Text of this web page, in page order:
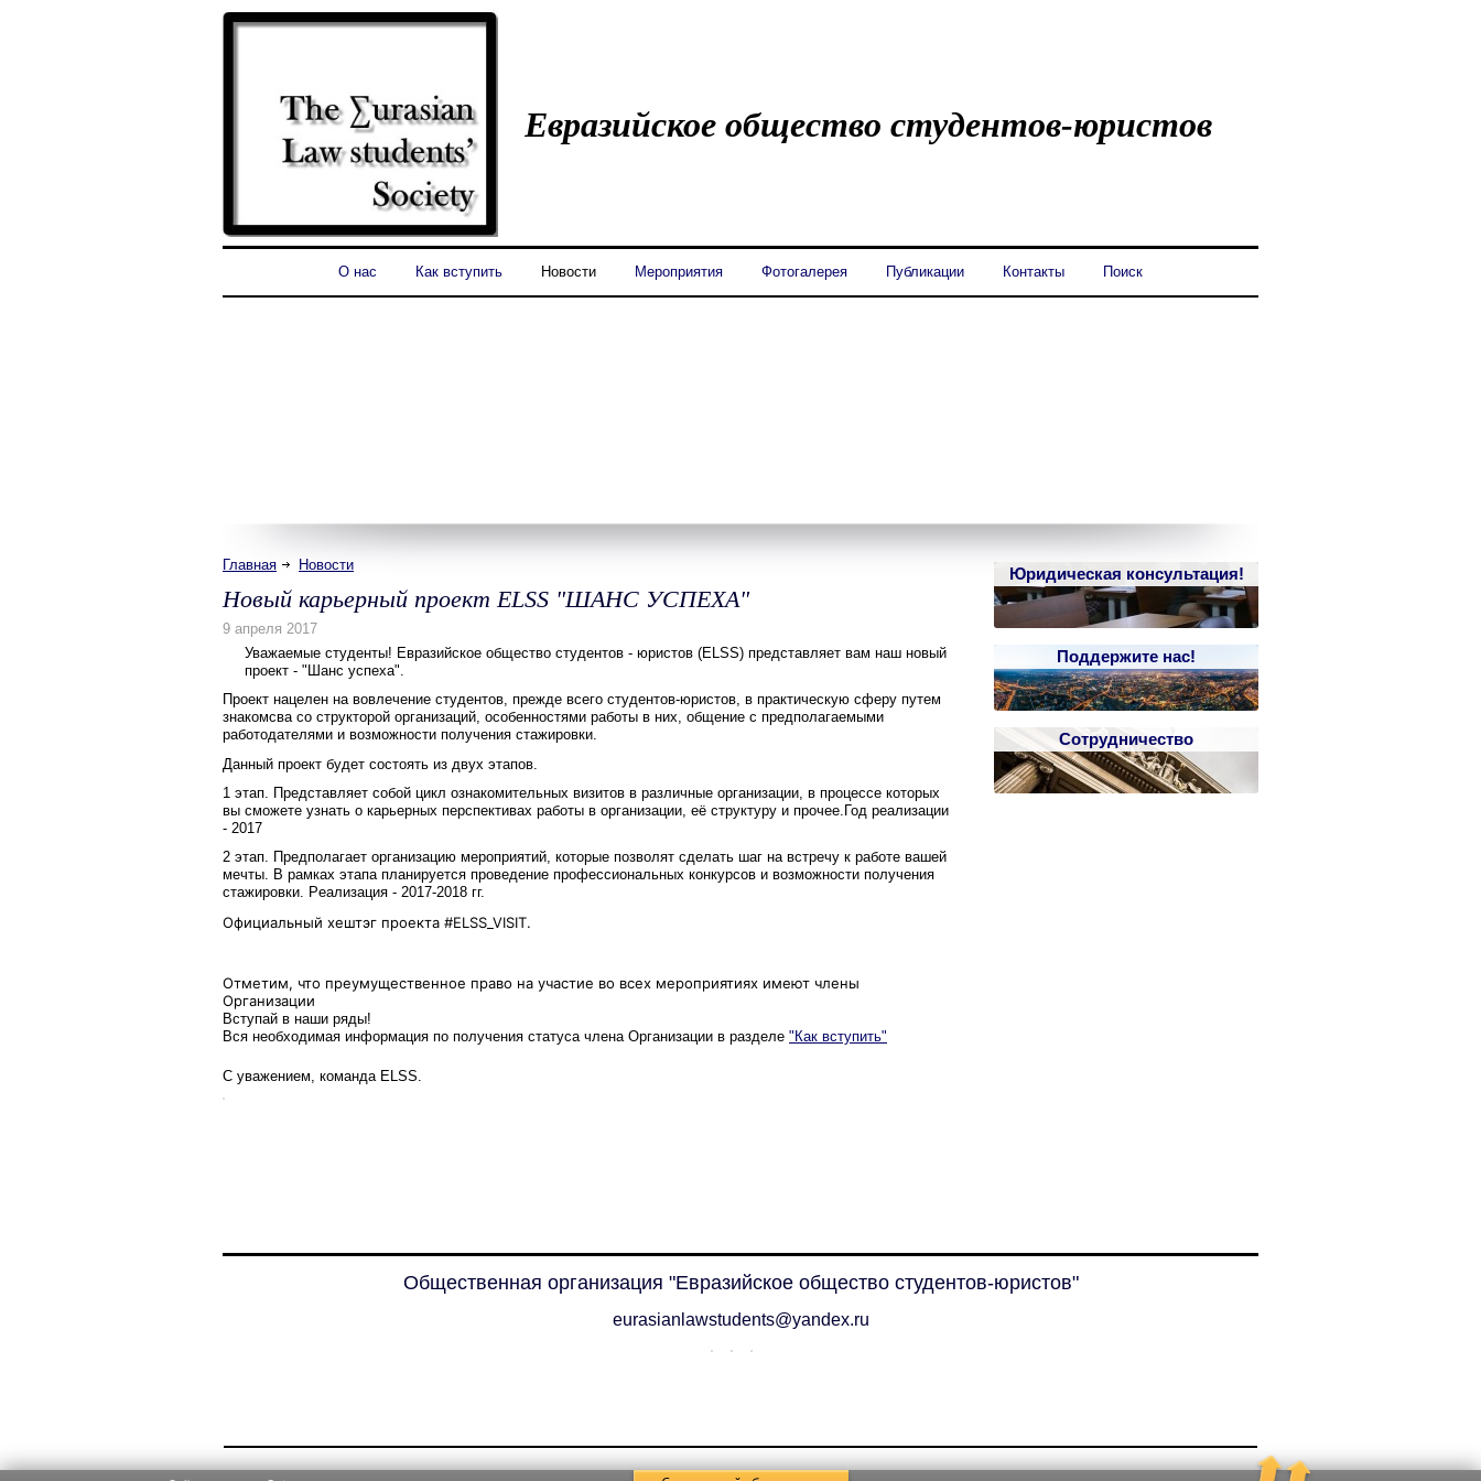
Евразийское общество студентов-юристов
О нас Как вступить Новости Мероприятия Фотогалерея Публикации Контакты Поиск
Главная Новости
Новый карьерный проект ELSS "ШАНС УСПЕХА"
Уважаемые студенты! Евразийское общество студентов - юристов (ELSS) представляет вам наш новый
проект - "Шанс успеха".
Проект нацелен на вовлечение студентов, прежде всего студентов-юристов, в практическую сферу путем
знакомсва со структорой организаций, особенностями работы в них, общение с предполагаемыми
работодателями и возможности получения стажировки.
Данный проект будет состоять из двух этапов.
1 этап. Представляет собой цикл ознакомительных визитов в различные организации, в процессе которых
вы сможете узнать о карьерных перспективах работы в организации, её структуру и прочее.Год реализации
- 2017
2 этап. Предполагает организацию мероприятий, которые позволят сделать шаг на встречу к работе вашей
мечты. В рамках этапа планируется проведение профессиональных конкурсов и возможности получения
стажировки. Реализация - 2017-2018 гг.
Официальный хештэг проекта #ELSS_VISIT.
Отметим, что преумущественное право на участие во всех мероприятиях имеют члены
Организации
Вступай в наши ряды!
Вся необходимая информация по получения статуса члена Организации в разделе "Как вступить"
С уважением, команда ELSS.
Юридическая консультация!
Поддержите нас!
Сотрудничество
Общественная организация "Евразийское общество студентов-юристов"
eurasianlawstudents@yandex.ru